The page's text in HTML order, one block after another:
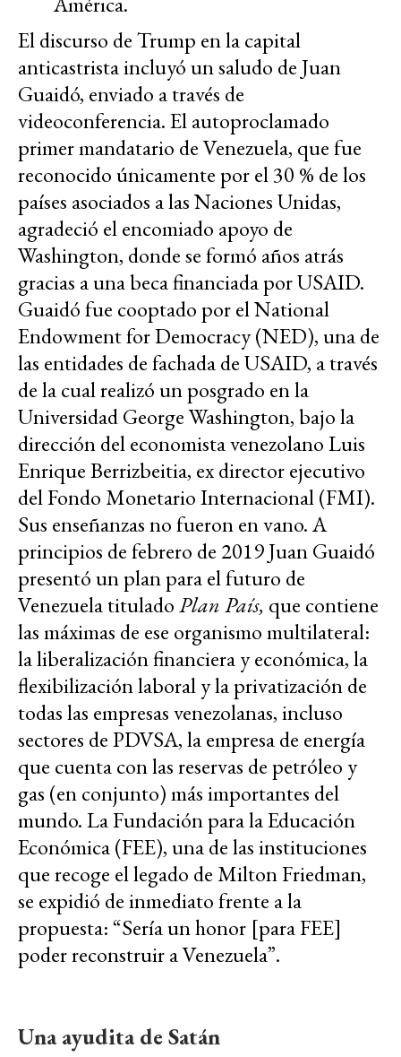
El discurso de Trump en la capital
anticastrista incluyó un saludo de Juan
Guaidó, enviado a través de
videoconferencia. El autoproclamado
primer mandatario de Venezuela, que fue
reconocido únicamente por el 30 % de los
países asociados a las Naciones Unidas,
agradeció el encomiado apoyo de
Washington, donde se formó años atrás
gracias a una beca financiada por USAID.
Guaidó fue cooptado por el National
Endowment for Democracy (NED), una de
las entidades de fachada de USAID, a través
de la cual realizó un posgrado en la
Universidad George Washington, bajo la
dirección del economista venezolano Luis
Enrique Berrizbeitia, ex director ejecutivo
del Fondo Monetario Internacional (FMI).
Sus enseñanzas no fueron en vano. A
principios de febrero de 2019 Juan Guaidó
presentó un plan para el futuro de
Venezuela tituladoPlan País, que contiene
las máximas de ese organismo multilateral:
la liberalización financiera y económica, la
flexibilización laboral y la privatización de
todas las empresas venezolanas, incluso
sectores de PDVSA, la empresa de energía
que cuenta con las reservas de petróleo y
gas (en conjunto) más importantes del
mundo. La Fundación para la Educación
Económica (FEE), una de las instituciones
que recoge el legado de Milton Friedman,
se expidió de inmediato frente a la
propuesta: “Sería un honor [para FEE]
poder reconstruir a Venezuela”.
Una ayudita de Satán